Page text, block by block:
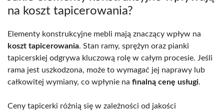
na koszt tapicerowania?
Elementy konstrukcyjne mebli mają znaczący wpływ na
koszt tapicerowania. Stan ramy, sprężyn oraz pianki
tapicerskiej odgrywa kluczową rolę w całym procesie. Jeśli
rama jest uszkodzona, może to wymagać jej naprawy lub
całkowitej wymiany, co wpłynie na finalną cenę usługi.
Ceny tapicerki różnią się w zależności od jakości